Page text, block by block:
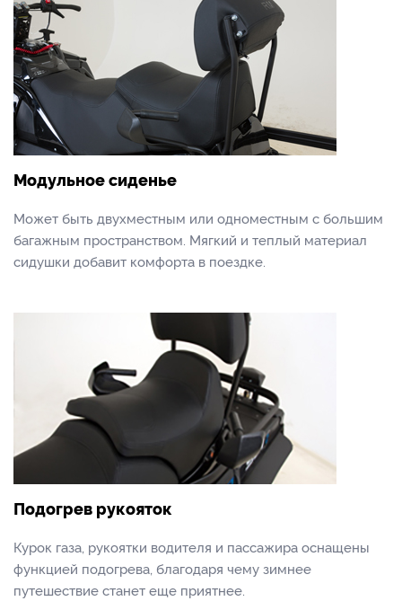
Модульное сиденье
Может быть двухместным или одноместным с большим
багажным пространством. Мягкий и теплый материал
сидушки добавит комфорта в поездке.
Подогрев рукояток
Курок газа, рукоятки водителя и пассажира оснащены
функцией подогрева, благодаря чему зимнее
путешествие станет еще приятнее.